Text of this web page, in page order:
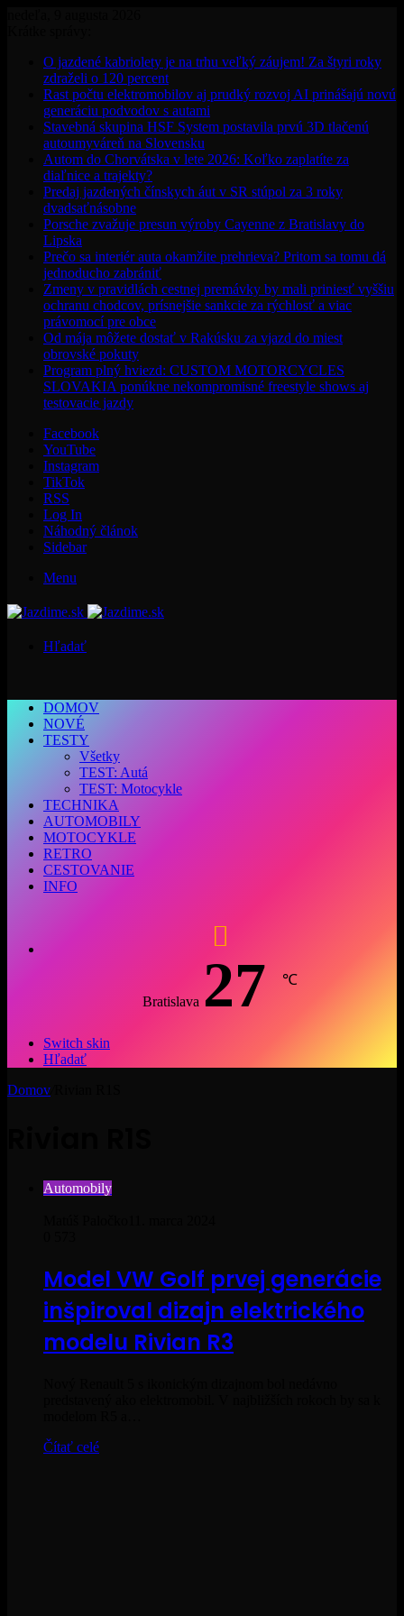
O jazdené kabriolety je na trhu veľký záujem! Za štyri roky
zdraželi o 120 percent
Rast počtu elektromobilov aj prudký rozvoj AI prinášajú novú
generáciu podvodov s autami
Stavebná skupina HSF System postavila prvú 3D tlačenú
autoumyváreň na Slovensku
Autom do Chorvátska v lete 2026: Koľko zaplatíte za
diaľnice a trajekty?
Predaj jazdených čínskych áut v SR stúpol za 3 roky
dvadsaťnásobne
Porsche zvažuje presun výroby Cayenne z Bratislavy do
Lipska
Prečo sa interiér auta okamžite prehrieva? Pritom sa tomu dá
jednoducho zabrániť
Zmeny v pravidlách cestnej premávky by mali priniesť vyššiu
ochranu chodcov, prísnejšie sankcie za rýchlosť a viac
právomocí pre obce
Od mája môžete dostať v Rakúsku za vjazd do miest
obrovské pokuty
Program plný hviezd: CUSTOM MOTORCYCLES
SLOVAKIA ponúkne nekompromisné freestyle shows aj
testovacie jazdy
Facebook
YouTube
Instagram
TikTok
RSS
Log In
Náhodný článok
Sidebar
Menu
Hľadať
DOMOV
NOVÉ
TESTY
Všetky
TEST: Autá
TEST: Motocykle
TECHNIKA
AUTOMOBILY
MOTOCYKLE
RETRO
CESTOVANIE
INFO
Bratislava 27 ℃
Switch skin
Hľadať
Domov
Automobily
Model VW Golf prvej generácie
inšpiroval dizajn elektrického
modelu Rivian R3
Čítať celé